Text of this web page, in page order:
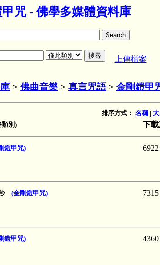
咒 - 佛學多媒體資料庫
上傳檔案
> 佛曲音樂 > 真言咒語> 金剛鎧甲
排序方式： 名稱|
別) 下
鎧甲咒) 6922
(金剛鎧甲咒) 7315
鎧甲咒) 4360